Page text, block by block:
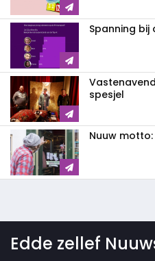
Spanning bij
spesjel
Nuuw motto:
Edde zellef